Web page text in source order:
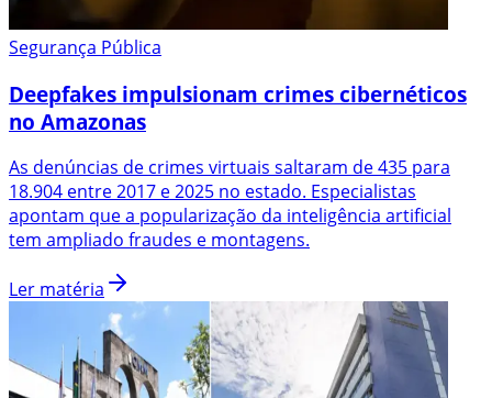
Segurança Pública
Deepfakes impulsionam crimes cibernéticos
no Amazonas
As denúncias de crimes virtuais saltaram de 435 para
18.904 entre 2017 e 2025 no estado. Especialistas
apontam que a popularização da inteligência artificial
tem ampliado fraudes e montagens.
Ler matéria